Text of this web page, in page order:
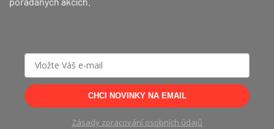
CHCI NOVINKY NA EMAIL
Zásady zpracování osobních údajů